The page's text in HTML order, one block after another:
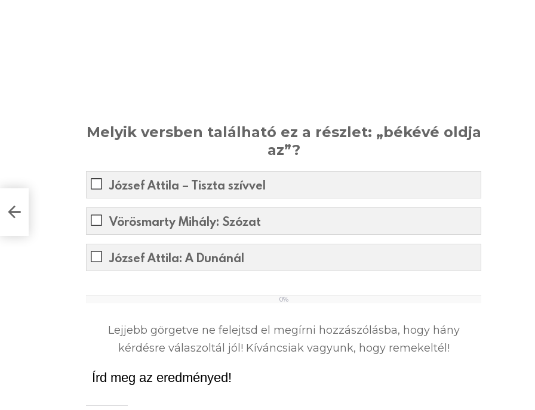
Melyik versben található ez a részlet: „békévé oldja
az”?
József Attila – Tiszta szívvel ​
Vörösmarty Mihály: Szózat​
József Attila: A Dunánál
0%
Lejjebb görgetve ne felejtsd el megírni hozzászólásba, hogy hány
kérdésre válaszoltál jól! Kíváncsiak vagyunk, hogy remekeltél!
Írd meg az eredményed!